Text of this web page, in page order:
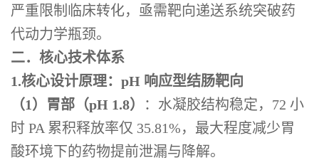
严重限制临床转化，亟需靶向递送系统突破药
代动力学瓶颈。
二．核心技术体系
1.核心设计原理：pH 响应型结肠靶向
（1）胃部（pH 1.8）
：水凝胶结构稳定，72 小
时 PA 累积释放率仅 35.81%，最大程度减少胃
酸环境下的药物提前泄漏与降解。